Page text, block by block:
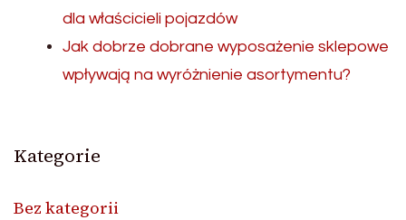
dla właścicieli pojazdów
Jak dobrze dobrane wyposażenie sklepowe
wpływają na wyróżnienie asortymentu?
Kategorie
Bez kategorii